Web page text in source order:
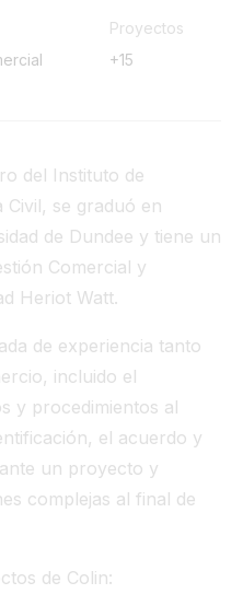
Proyectos
+15
del Instituto de
Civil, se graduó en
de Dundee y tiene un
Comercial y
Heriot Watt.
de experiencia tanto
incluido el
y procedimientos al
el acuerdo y
un proyecto y
complejas al final de
de Colin: